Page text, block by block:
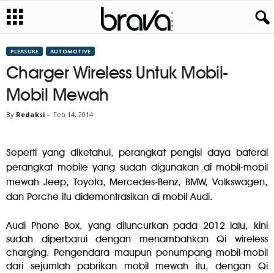
PLEASURE AUTOMOTIVE
Charger Wireless Untuk Mobil-
Mobil Mewah
By Redaksi - Feb 14, 2014
Seperti yang diketahui, perangkat pengisi daya baterai
perangkat mobile yang sudah digunakan di mobil-mobil
mewah Jeep, Toyota, Mercedes-Benz, BMW, Volkswagen,
dan Porche itu didemontrasikan di mobil Audi.
Audi Phone Box, yang diluncurkan pada 2012 lalu, kini
sudah diperbarui dengan menambahkan Qi wireless
charging. Pengendara maupun penumpang mobil-mobil
dari sejumlah pabrikan mobil mewah itu, dengan Qi